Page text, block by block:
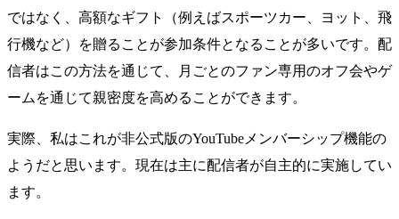
ではなく、高額なギフト（例えばスポーツカー、ヨット、飛
行機など）を贈ることが参加条件となることが多いです。配
信者はこの方法を通じて、月ごとのファン専用のオフ会やゲ
ームを通じて親密度を高めることができます。
実際、私はこれが非公式版のYouTubeメンバーシップ機能の
ようだと思います。現在は主に配信者が自主的に実施してい
ます。